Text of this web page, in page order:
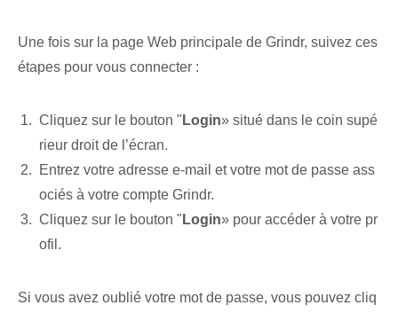
Une fois sur la page Web principale de Grindr, suivez ces
étapes pour vous connecter :
Cliquez sur le bouton " Login» ⁣situé dans le coin supé
rieur droit de l’écran.
Entrez votre adresse e-mail et votre mot de passe ass
ociés à votre compte Grindr.
Cliquez sur le bouton " Login» pour ⁤accéder à votre pr
ofil.
Si vous avez oublié votre mot de passe, vous pouvez cliq